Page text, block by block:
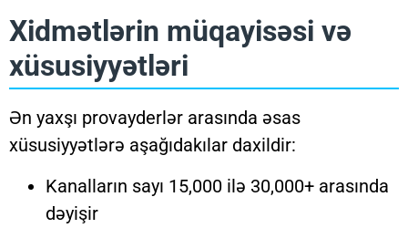
Xidmətlərin müqayisəsi və
xüsusiyyətləri
Ən yaxşı provayderlər arasında əsas
xüsusiyyətlərə aşağıdakılar daxildir:
Kanalların sayı 15,000 ilə 30,000+ arasında
dəyişir